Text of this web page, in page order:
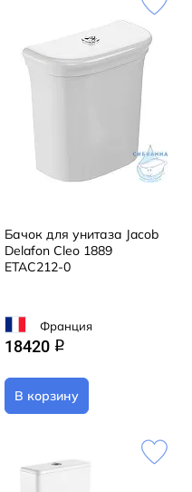
Бачок для унитаза Jacob
Delafon Cleo 1889
ETAC212-0
Франция
18420 q
В корзину